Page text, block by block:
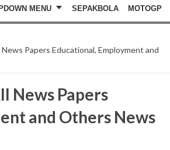
facebook
whatsapp
MENU SEPAKBOLA MOTOGP
Papers Educational, Employment and
News Papers
and Others News